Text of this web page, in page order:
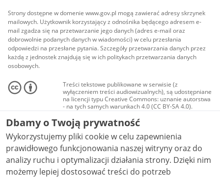
Strony dostępne w domenie www.gov.pl mogą zawierać adresy skrzynek
mailowych. Użytkownik korzystający z odnośnika będącego adresem e-
mail zgadza się na przetwarzanie jego danych (adres e-mail oraz
dobrowolnie podanych danych w wiadomości) w celu przesłania
odpowiedzi na przesłane pytania. Szczegóły przetwarzania danych przez
każdą z jednostek znajdują się w ich politykach przetwarzania danych
osobowych.
Treści tekstowe publikowane w serwisie (z
wyłączeniem treści audiowizualnych), są udostępniane
na licencji typu Creative Commons: uznanie autorstwa
- na tych samych warunkach 4.0 (CC BY-SA 4.0).
Materiały audiowizualne, w tym zdjęcia, materiały
audio i wideo, są udostępniane na licencji typu
Creative Commons: uznanie autorstwa użycie
niekomercyjne - bez utworów zależnych 4.0 (CC BY-
NC-ND 4.0), o ile nie jest to stwierdzone inaczej.
Dbamy o Twoją prywatność
Wykorzystujemy pliki cookie w celu zapewnienia
prawidłowego funkcjonowania naszej witryny oraz do
analizy ruchu i optymalizacji działania strony. Dzięki nim
możemy lepiej dostosować treści do potrzeb